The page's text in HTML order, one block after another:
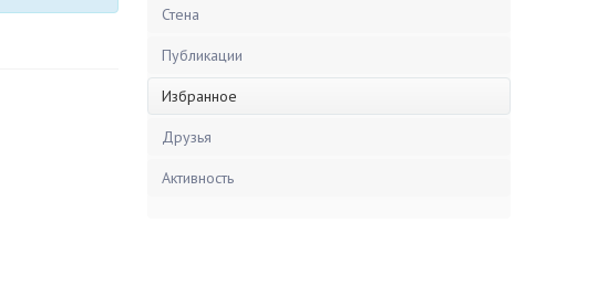
Стена
Публикации
Избранное
Друзья
Активность